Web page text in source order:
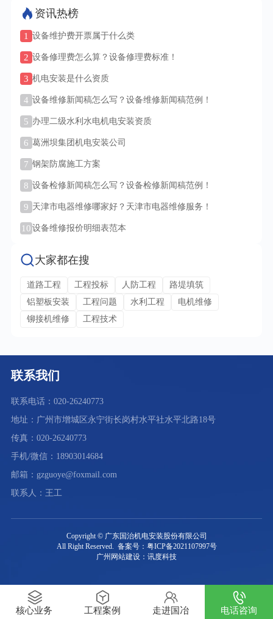
资讯热榜
1 设备维护费开票属于什么类
2 设备修理费怎么算？设备修理费标准！
3 机电安装是什么资质
4 设备维修新闻稿怎么写？设备维修新闻稿范例！
5 办理二级水利水电机电安装资质
6 葛洲坝集团机电安装公司
7 钢架防腐施工方案
8 设备检修新闻稿怎么写？设备检修新闻稿范例！
9 天津市电器维修哪家好？天津市电器维修服务！
10 设备维修报价明细表范本
大家都在搜
道路工程 工程投标 人防工程
路堤填筑
铝塑板安装
工程问题 水利工程
电机维修
铆接机维修
工程技术
联系我们
联系电话：020-26240773
地址：广州市增城区永宁街长岗村水平社水平北路18号
传真：020-26240773
手机/微信：18903014684
邮箱：gzguoye@foxmail.com
联系人：王工
Copyright © 广东国治机电安装股份有限公司
All Right Reserved. 备案号：粤ICP备2021107997号
广州网站建设：讯度科技
核心业务 工程案例 走进国冶 电话咨询